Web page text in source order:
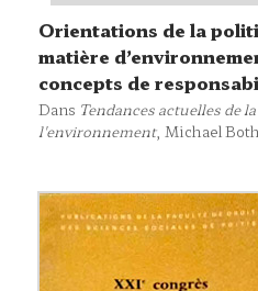
Orientations de la
matière
concepts de
Dans Tendances actuelles de
l'environnement, Michael